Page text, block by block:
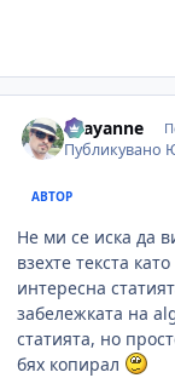
chayanne
Публикувано
АВТОР
Не ми се иска да
взехте текста
интересна
забележката на
статията, но
бях копирал